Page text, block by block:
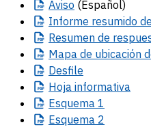
Aviso (Español)
Informe resumido
Resumen de
Mapa de ubicación
Desfile
Hoja informativa
Esquema 1
Esquema 2